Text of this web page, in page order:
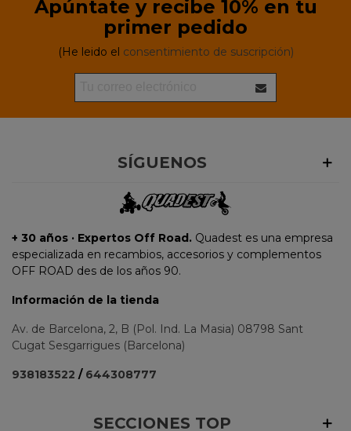
Apúntate y recibe 10% en tu
primer pedido
(He leido el consentimiento de suscripción)
SÍGUENOS
+ 30 años · Expertos Off Road. Quadest es una empresa
especializada en recambios, accesorios y complementos
OFF ROAD des de los años 90.
Información de la tienda
Av. de Barcelona, 2, B (Pol. Ind. La Masia) 08798 Sant
Cugat Sesgarrigues (Barcelona)
938183522 / 644308777
SECCIONES TOP